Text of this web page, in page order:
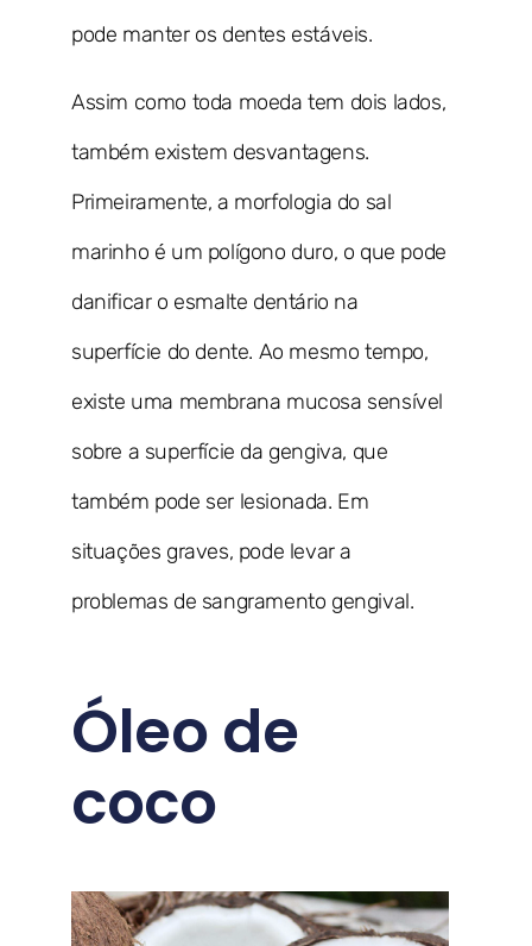
pode manter os dentes estáveis.
Assim como toda moeda tem dois lados,
também existem desvantagens.
Primeiramente, a morfologia do sal
marinho é um polígono duro, o que pode
danificar o esmalte dentário na
superfície do dente. Ao mesmo tempo,
existe uma membrana mucosa sensível
sobre a superfície da gengiva, que
também pode ser lesionada. Em
situações graves, pode levar a
problemas de sangramento gengival.
Óleo de
coco